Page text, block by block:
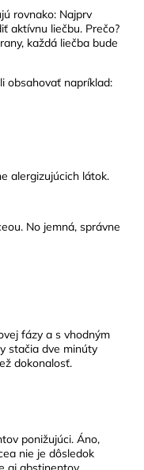
rovnako: Najprv
aktívnu liečbu. Prečo?
každá liečba bude
obsahovať napríklad:
alergizujúcich látok.
No jemná, správne
fázy a s vhodným
stačia dve minúty
dokonalosť.
ponižujúci. Áno,
nie je dôsledok